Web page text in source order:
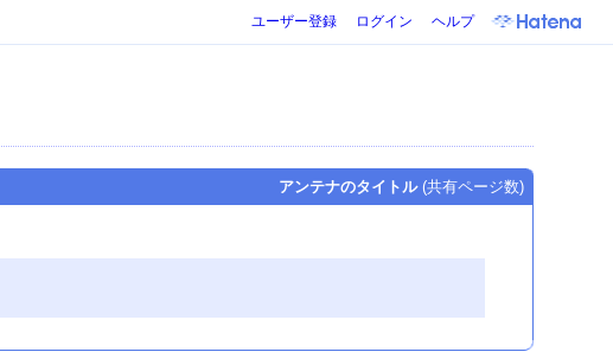
ユーザー登録 ログイン ヘルプ
アンテナのタイトル(共有ページ数)